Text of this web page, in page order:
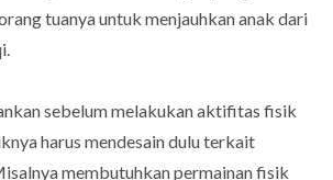
tuanya untuk menjauhkan anak dari
sebelum melakukan aktifitas fisik
harus mendesain dulu terkait
membutuhkan permainan fisik